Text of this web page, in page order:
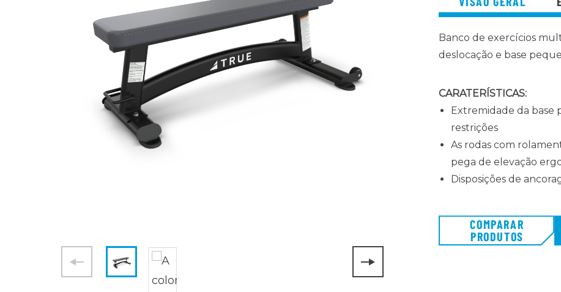
Banco de exercícios
deslocação e base
CARATERÍSTICAS:
Extremidade da base
restrições
As rodas com
pega de elevação
Disposições de
COMPARAR
PRODUTOS